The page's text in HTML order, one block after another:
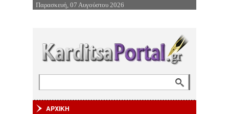
Επιστροφή στην Πλοήγηση
Παρασκευή, 07 Αυγούστου 2026
ΑΡΧΙΚΗ